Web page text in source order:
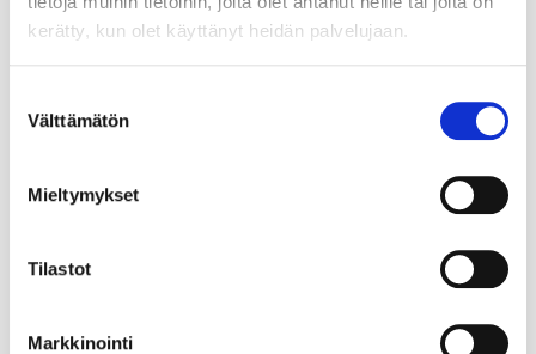
kerätty, kun olet käyttänyt heidän palvelujaan.
valinta
Välttämätön
Mieltymykset
Tilastot
Markkinointi